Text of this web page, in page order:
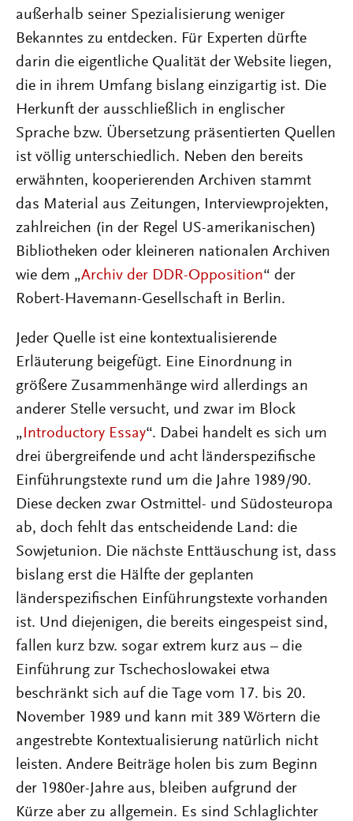
außerhalb seiner Spezialisierung weniger
Bekanntes zu entdecken. Für Experten dürfte
darin die eigentliche Qualität der Website liegen,
die in ihrem Umfang bislang einzigartig ist. Die
Herkunft der ausschließlich in englischer
Sprache bzw. Übersetzung präsentierten Quellen
ist völlig unterschiedlich. Neben den bereits
erwähnten, kooperierenden Archiven stammt
das Material aus Zeitungen, Interviewprojekten,
zahlreichen (in der Regel US-amerikanischen)
Bibliotheken oder kleineren nationalen Archiven
wie dem „Archiv der DDR-Opposition“ der
Robert-Havemann-Gesellschaft in Berlin.
Jeder Quelle ist eine kontextualisierende
Erläuterung beigefügt. Eine Einordnung in
größere Zusammenhänge wird allerdings an
anderer Stelle versucht, und zwar im Block
„ Introductory Essay“. Dabei handelt es sich um
drei übergreifende und acht länderspezifische
Einführungstexte rund um die Jahre 1989/90.
Diese decken zwar Ostmittel- und Südosteuropa
ab, doch fehlt das entscheidende Land: die
Sowjetunion. Die nächste Enttäuschung ist, dass
bislang erst die Hälfte der geplanten
länderspezifischen Einführungstexte vorhanden
ist. Und diejenigen, die bereits eingespeist sind,
fallen kurz bzw. sogar extrem kurz aus – die
Einführung zur Tschechoslowakei etwa
beschränkt sich auf die Tage vom 17. bis 20.
November 1989 und kann mit 389 Wörtern die
angestrebte Kontextualisierung natürlich nicht
leisten. Andere Beiträge holen bis zum Beginn
der 1980er-Jahre aus, bleiben aufgrund der
Kürze aber zu allgemein. Es sind Schlaglichter